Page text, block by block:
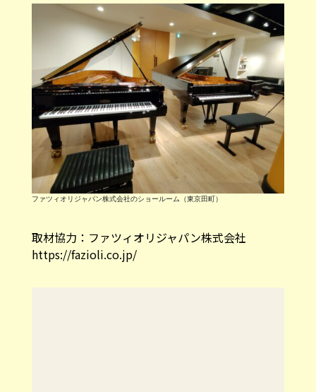
ファツィオリジャパン株式会社のショールーム（東京田町）
https://fazioli.co.jp/